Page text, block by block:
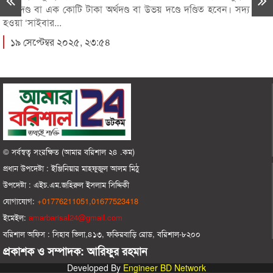
১০
রাজপথের রাজনীতি নয়, পার্লামেন্টে ফিরতে হবে:
১২
আ’লীগ ৭ শতাধিক গুম, সাড়ে ৪ হাজারের বেশি
মানুষকে ক্রসফায়ারে হত্যা করেছে
১৩
বরিশাল বিশ্ববিদ্যালয়ে ছাত্রদল-ছাত্রশিবির সংঘর্ষ, আহত
অন্তত ১০
১৪
শহীদের রক্তের বিনিময়ে আমরা ফ্যাসিবাদকে হটিয়েছি:
তথ্যমন্ত্রী
১৫
‘গণঅভ্যুত্থানের সফলতাকে কুক্ষীগত করার
অপচেষ্টাকারীরা দেশ ও গণতন্ত্রের শত্রু’
১৬
বিপুল পরিমান অর্থ রাষ্ট্রীয় কোষাগারে জমা দিয়ে
প্রশংসা কুড়িয়েছেন ইউএনও
কারাদণ্ড বা এক কোটি টাকা অর্থদণ্ড বা উভয় দণ্ডে দণ্ডিত হবেন। সদ্য জারি
হওয়া ‘সাইবার...
১৯ সেপ্টেম্বর ২০২৫, ২৩:৫৪
© সর্বস্বত্ব সংরক্ষিত (আমার বরিশাল ২৪ .কম)
প্রধান ‍উপদেষ্টা : ‍ইঞ্জিনিয়ার মাহফুজুল আলম মিঠু
উপদেষ্টা : এইচ.এম.জহিরুল ইসলাম সিদ্দিকী
যোগাযোগ: +01776211051,01677523418
ইমেইল: amarbarisal24@gmail.com
বরিশাল অফিস : সিহাব ভিলা,৪১৩, ফকিরবাড়ি রোড, বরিশাল-৮২০০
প্রকাশক ও সম্পাদক: আরিফুর রহমান
Developed ByEngineer BD Network